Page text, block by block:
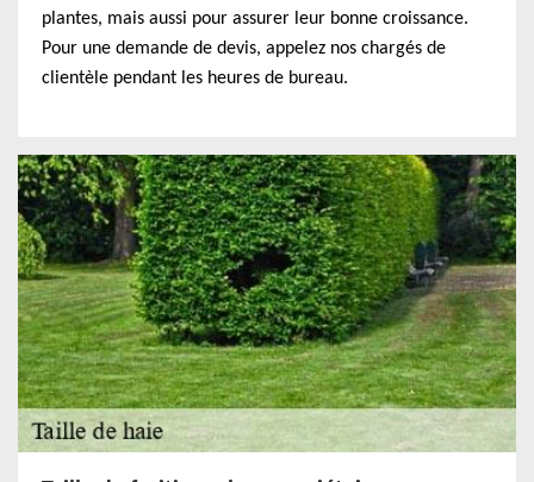
plantes, mais aussi pour assurer leur bonne croissance.
Pour une demande de devis, appelez nos chargés de
clientèle pendant les heures de bureau.